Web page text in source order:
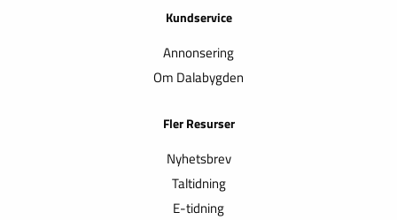
Kundservice
Annonsering
Om Dalabygden
Fler Resurser
Nyhetsbrev
Taltidning
E-tidning